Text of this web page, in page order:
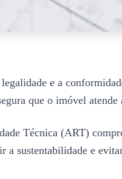
e a
que o imóvel atende
Técnica (ART)
sustentabilidade e